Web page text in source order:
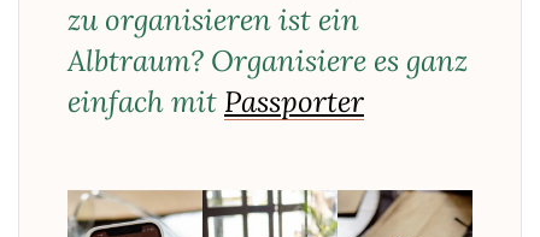
zu organisieren ist ein
Albtraum? Organisiere es ganz
einfach mit Passporter